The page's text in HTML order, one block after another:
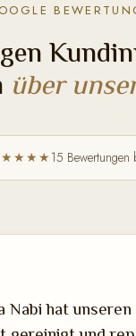
über
15 Bewertungen
Nabi hat